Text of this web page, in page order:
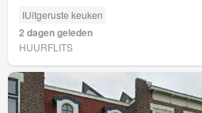
IUitgeruste keuken
2 dagen geleden
HUURFLITS